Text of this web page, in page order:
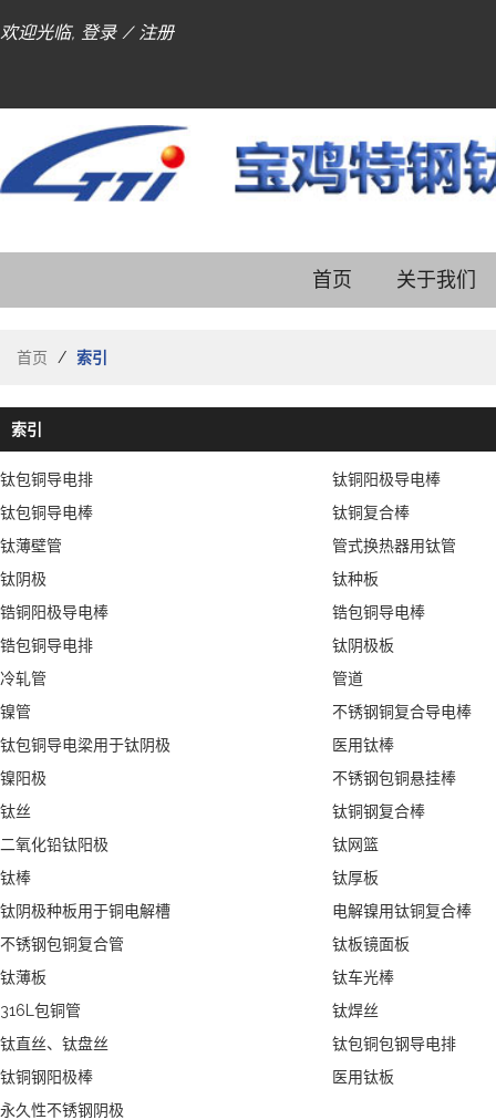
欢迎光临, 登录 / 注册
首页 关于我们
首页 / 索引
索引
钛包铜导电排
钛铜阳极导电棒
钛包铜导电棒
钛铜复合棒
钛薄壁管
管式换热器用钛管
钛阴极
钛种板
锆铜阳极导电棒
锆包铜导电棒
锆包铜导电排
钛阴极板
冷轧管
管道
镍管
不锈钢铜复合导电棒
钛包铜导电梁用于钛阴极
医用钛棒
镍阳极
不锈钢包铜悬挂棒
钛丝
钛铜钢复合棒
二氧化铅钛阳极
钛网篮
钛棒
钛厚板
钛阴极种板用于铜电解槽
电解镍用钛铜复合棒
不锈钢包铜复合管
钛板镜面板
钛薄板
钛车光棒
316L包铜管
钛焊丝
钛直丝、钛盘丝
钛包铜包钢导电排
钛铜钢阳极棒
医用钛板
永久性不锈钢阴极